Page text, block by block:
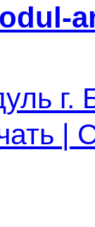
г.
|